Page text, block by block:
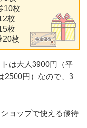
10枚
枚
枚
20枚
は大人3900円（平
2500円）なので、3
ョップで使える優待